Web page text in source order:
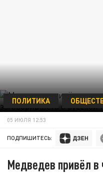
ПОЛИТИКА
05 ИЮЛЯ 12:53
ПОДПИШИТЕСЬ:
Медведев привёл в